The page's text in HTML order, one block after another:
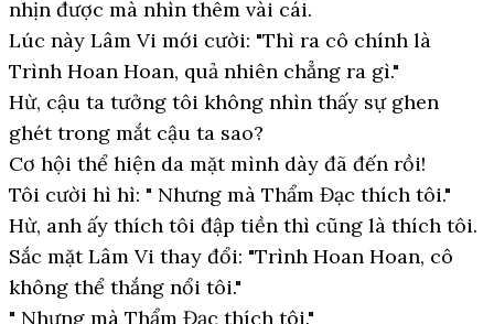
nhịn được mà nhìn thêm vài cái.
Lúc này Lâm Vi mới cười: "Thì ra cô chính là
Trình Hoan Hoan, quả nhiên chẳng ra gì."
Hừ, cậu ta tưởng tôi không nhìn thấy sự ghen
ghét trong mắt cậu ta sao?
Cơ hội thể hiện da mặt mình dày đã đến rồi!
Tôi cười hì hì: " Nhưng mà Thẩm Đạc thích tôi."
Hừ, anh ấy thích tôi đập tiền thì cũng là thích tôi.
Sắc mặt Lâm Vi thay đổi: "Trình Hoan Hoan, cô
không thể thắng nổi tôi."
" Nhưng mà Thẩm Đạc thích tôi."